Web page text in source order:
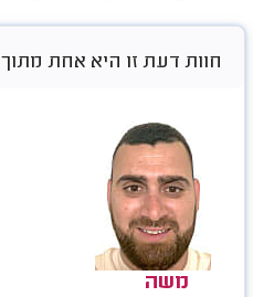
חוות דעת זו היא אחת מתוך 43 על עסק זה:
משה